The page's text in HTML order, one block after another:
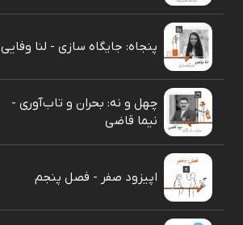
پنجاه: جایگاه سازی - لنا وفایی
چهل و نه: بحران و تاب‌آوری -
نیما قاضی
اپیزود صفر - فصل پنجم